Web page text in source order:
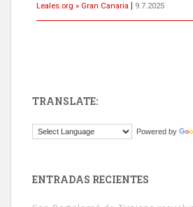
Leales.org » Gran Canaria
9.7.2025
El ayuntamiento se va a llevar a Los Gatos
TRANSLATE:
Powered by
ENTRADAS RECIENTES